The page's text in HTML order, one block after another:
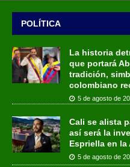
POLÍTICA
La historia
que portará
tradición,
colombiano
5 de agosto de
Cali se alista
así será la
Espriella en la
5 de agosto de